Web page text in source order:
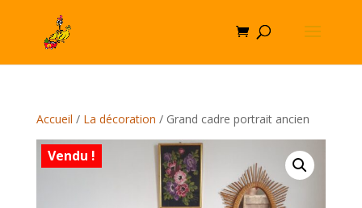
Accueil / La décoration / Grand cadre portrait ancien
Vendu !